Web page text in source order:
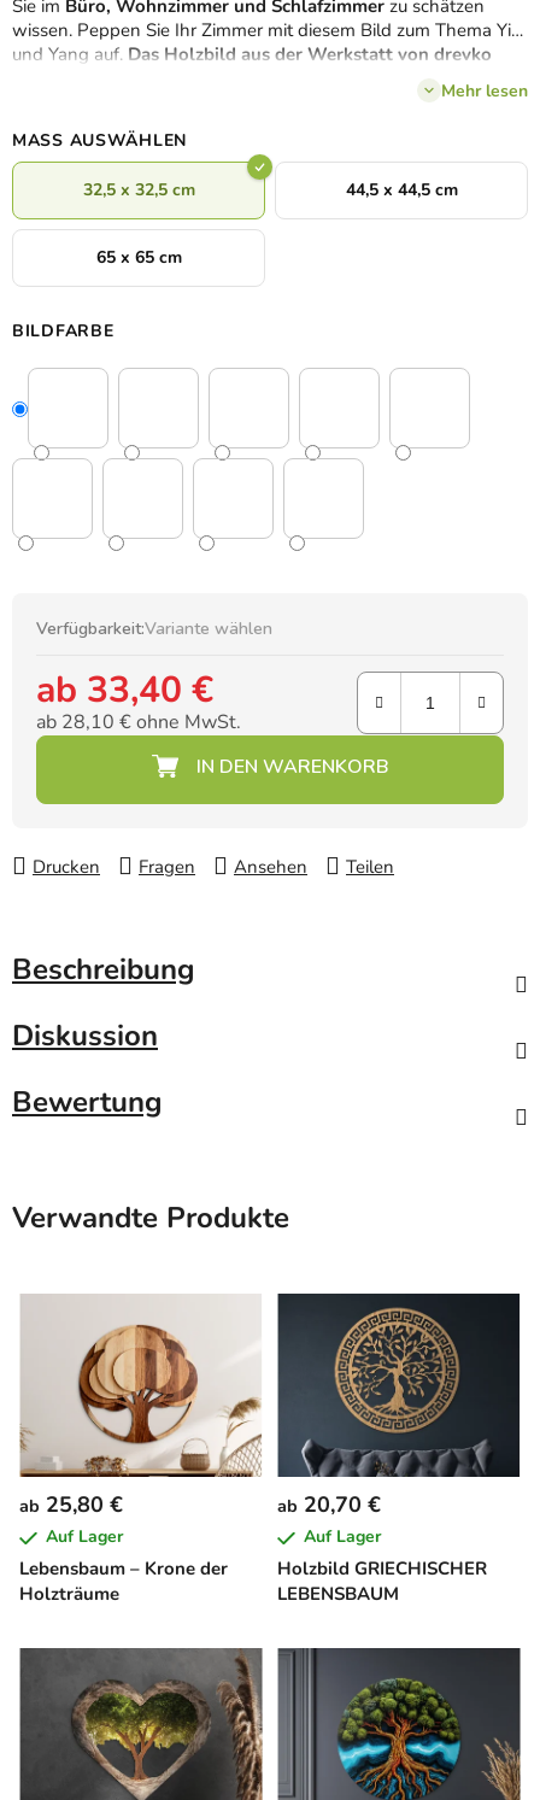
Sie im Büro, Wohnzimmer und Schlafzimmer zu schätzen
wissen. Peppen Sie Ihr Zimmer mit diesem Bild zum Thema Yin
und Yang auf. Das Holzbild aus der Werkstatt von drevko
Mehr lesen
MASS AUSWÄHLEN
32,5 x 32,5 cm 44,5 x 44,5 cm
65 x 65 cm
BILDFARBE
Verfügbarkeit:Variante wählen
ab 33,40 €
ab 28,10 €ohne MwSt.
Drucken Fragen Ansehen Teilen
Beschreibung
Diskussion
Bewertung
Verwandte Produkte
Lebensbaum – Krone der
Holzträume
ab 25,80 €
Auf Lager
Holzbild GRIECHISCHER
LEBENSBAUM
ab 20,70 €
Auf Lager